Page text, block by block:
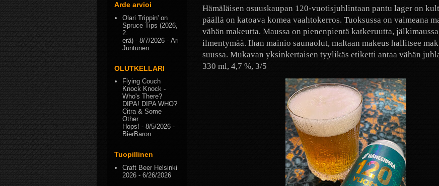
Hämäläisen osuuskaupan 120-vuotisjuhlintaan pantu lager on
päällä on katoava komea vaahtokerros. Tuoksussa on vaimeana
vähän makeutta. Maussa on pienenpientä katkeruutta, jälkimaussa
ilmentymää. Ihan mainio saunaolut, maltaan makeus hallitsee
suussa. Mukavan yksinkertaisen tyylikäs etiketti antaa vähän
330 ml, 4,7 %, 3/5
Arde arvioi
Olari Trippin' on
Spruce Tips (2026,
2.
erä) - 8/7/2026 - Ari
Juntunen
OLUTKELLARI
Flying Couch
Knock Knock -
Who's There?
DIPA! DIPA WHO?
Citra & Some
Other
Hops! - 8/5/2026 -
BierBaron
Tuopillinen
Craft Beer Helsinki
2026 - 6/26/2026